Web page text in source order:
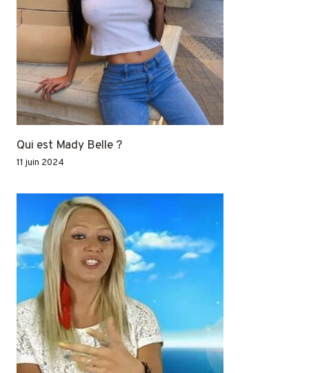
Qui est Mady Belle ?
11 juin 2024